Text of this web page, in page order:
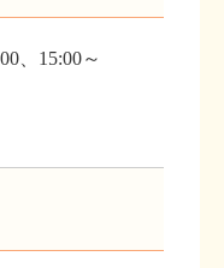
、15:00～